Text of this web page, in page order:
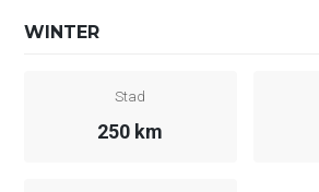
WINTER
Stad
250 km